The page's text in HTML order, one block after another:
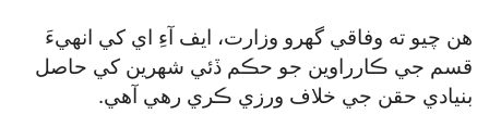
هن چيو ته وفاقي گھرو وزارت، ايف آءِ اي کي انهيءَ
قسم جي ڪارراوين جو حڪم ڏئي شهرين کي حاصل
بنيادي حقن جي خلاف ورزي ڪري رهي آهي.